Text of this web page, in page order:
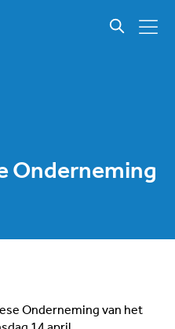
Onderneming
Onderneming van het